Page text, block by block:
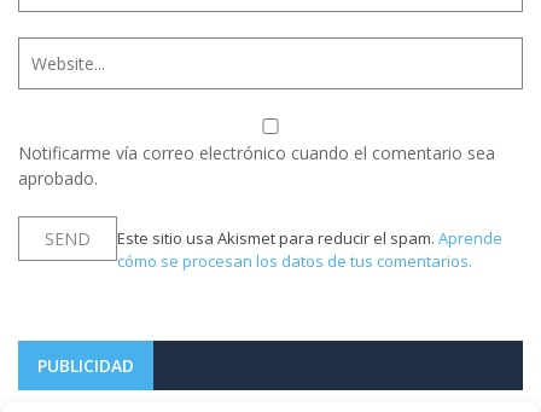
Notificarme vía correo electrónico cuando el comentario sea
aprobado.
Este sitio usa Akismet para reducir el spam. Aprende
cómo se procesan los datos de tus comentarios.
PUBLICIDAD